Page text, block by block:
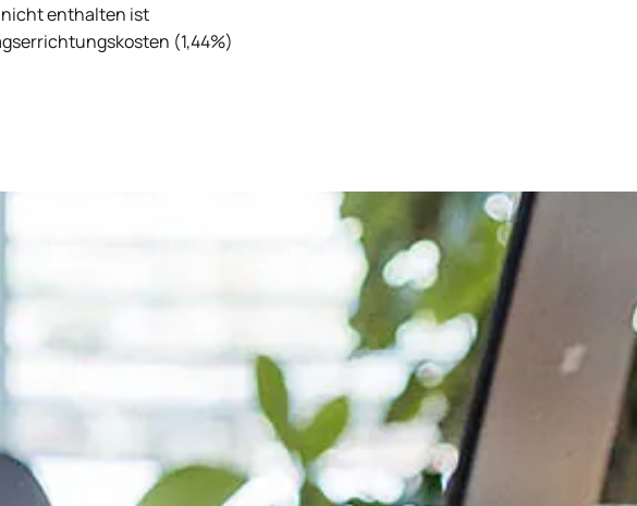
nicht enthalten ist
(1,44%)